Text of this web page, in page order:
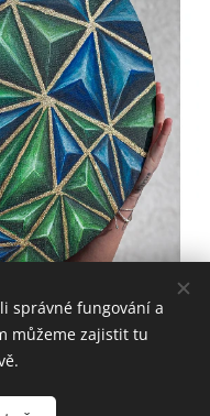
správné fungování a
můžeme zajistit tu